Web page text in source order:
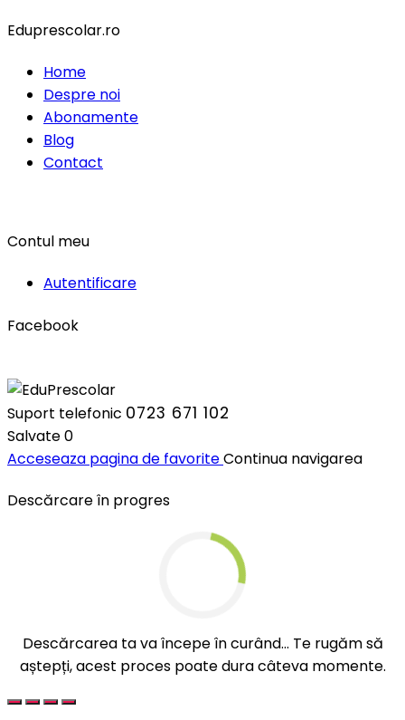
Eduprescolar.ro
Home
Despre noi
Abonamente
Blog
Contact
Contul meu
Autentificare
Facebook
Suport telefonic 0723 671 102
Salvate0
Acceseaza pagina de favoriteContinua navigarea
Descărcare în progres
Descărcarea ta va începe în curând... Te rugăm să
aștepți, acest proces poate dura câteva momente.